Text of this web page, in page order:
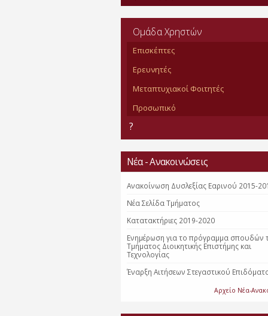
Oμάδα Χρηστών
Επισκέπτες
Ερευνητές
Μεταπτυχιακοί Φοιτητές
Προσωπικό
?
Νέα - Ανακοινώσεις
Ανακοίνωση Δυσλεξίας Εαρινού 2015-
Nέα Σελίδα Τμήματος
Κατατακτήριες 2019-2020
Ενημέρωση για το πρόγραμμα σπουδών
Τμήματος Διοικητικής Επιστήμης και
Τεχνολογίας
Έναρξη Αιτήσεων Στεγαστικού
Αρχείο Νέα-